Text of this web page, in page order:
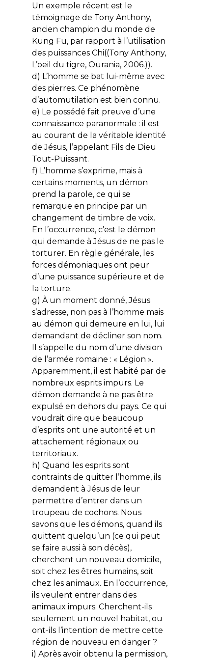
Un exemple récent est le
témoignage de Tony Anthony,
ancien champion du monde de
Kung Fu, par rapport à l’utilisation
des puissances Chi((Tony Anthony,
L’oeil du tigre, Ourania, 2006.)).
d) L’homme se bat lui-même avec
des pierres. Ce phénomène
d’automutilation est bien connu.
e) Le possédé fait preuve d’une
connaissance paranormale : il est
au courant de la véritable identité
de Jésus, l’appelant Fils de Dieu
Tout-Puissant.
f) L’homme s’exprime, mais à
certains moments, un démon
prend la parole, ce qui se
remarque en principe par un
changement de timbre de voix.
En l’occurrence, c’est le démon
qui demande à Jésus de ne pas le
torturer. En règle générale, les
forces démoniaques ont peur
d’une puissance supérieure et de
la torture.
g) À un moment donné, Jésus
s’adresse, non pas à l’homme mais
au démon qui demeure en lui, lui
demandant de décliner son nom.
Il s’appelle du nom d’une division
de l’armée romaine : « Légion ».
Apparemment, il est habité par de
nombreux esprits impurs. Le
démon demande à ne pas être
expulsé en dehors du pays. Ce qui
voudrait dire que beaucoup
d’esprits ont une autorité et un
attachement régionaux ou
territoriaux.
h) Quand les esprits sont
contraints de quitter l’homme, ils
demandent à Jésus de leur
permettre d’entrer dans un
troupeau de cochons. Nous
savons que les démons, quand ils
quittent quelqu’un (ce qui peut
se faire aussi à son décès),
cherchent un nouveau domicile,
soit chez les êtres humains, soit
chez les animaux. En l’occurrence,
ils veulent entrer dans des
animaux impurs. Cherchent-ils
seulement un nouvel habitat, ou
ont-ils l’intention de mettre cette
région de nouveau en danger ?
i) Après avoir obtenu la permission,